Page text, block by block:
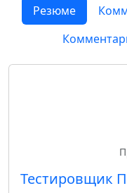
Резюме
Тестировщик